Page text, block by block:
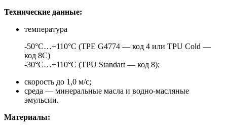
Технические данные:
температура
-50°С…+110°С (TPE G4774 — код 4 или TPU Cold —
код 8C)
-30°С…+110°С (TPU Standart — код 8);
скорость до 1,0 м/с;
среда — минеральные масла и водно-масляные
эмульсии.
Материалы: